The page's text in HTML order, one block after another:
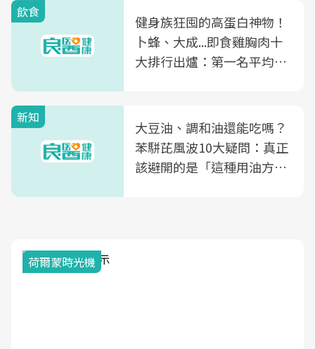
飲食
健身族狂囤的高蛋白神物！
卜蜂、大成...即食雞胸肉十
大排行出爐：第一名平均一
新知
大豆油、調和油還能吃嗎？
苯駢芘風波10大疑問：真正
該避開的是「這種用油方
荷爾蒙時光機